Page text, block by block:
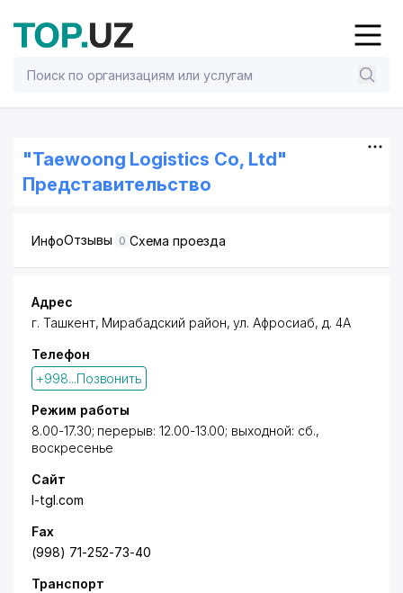
"Taewoong Logistics Co, Ltd"
Представительство
ИнфоОтзывы 0 Схема проезда
Адрес
г. Ташкент, Мирабадский район,ул. Афросиаб, д. 4А
Телефон
+998...Позвонить
Режим работы
8.00-17.30; перерыв: 12.00-13.00; выходной: сб.,
воскресенье
Сайт
l-tgl.com
Fax
(998) 71-252-73-40
Транспорт